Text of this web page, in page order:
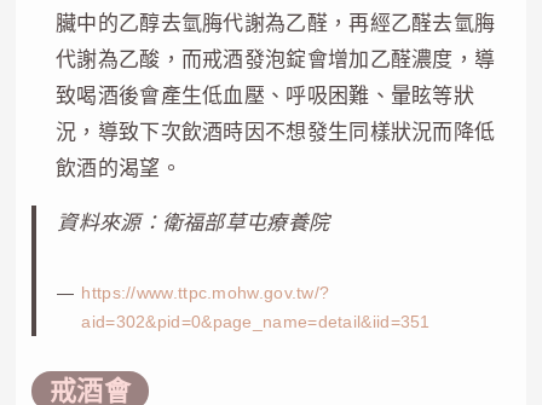
臟中的乙醇去氫脢代謝為乙醛，再經乙醛去氫脢
代謝為乙酸，而戒酒發泡錠會增加乙醛濃度，導
致喝酒後會產生低血壓、呼吸困難、暈眩等狀
況，導致下次飲酒時因不想發生同樣狀況而降低
飲酒的渴望。
資料來源：衛福部草屯療養院
https://www.ttpc.mohw.gov.tw/?
aid=302&pid=0&page_name=detail&iid=351
戒酒會